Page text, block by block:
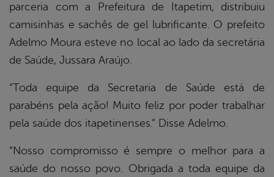
parceria com a Prefeitura de Itapetim, distribuiu
camisinhas e sachês de gel lubrificante. O prefeito
Adelmo Moura esteve no local ao lado da secretária
de Saúde, Jussara Araújo.
“Toda equipe da Secretaria de Saúde está de
parabéns pela ação! Muito feliz por poder trabalhar
pela saúde dos itapetinenses.” Disse Adelmo.
“Nosso compromisso é sempre o melhor para a
saúde do nosso povo. Obrigada a toda equipe da